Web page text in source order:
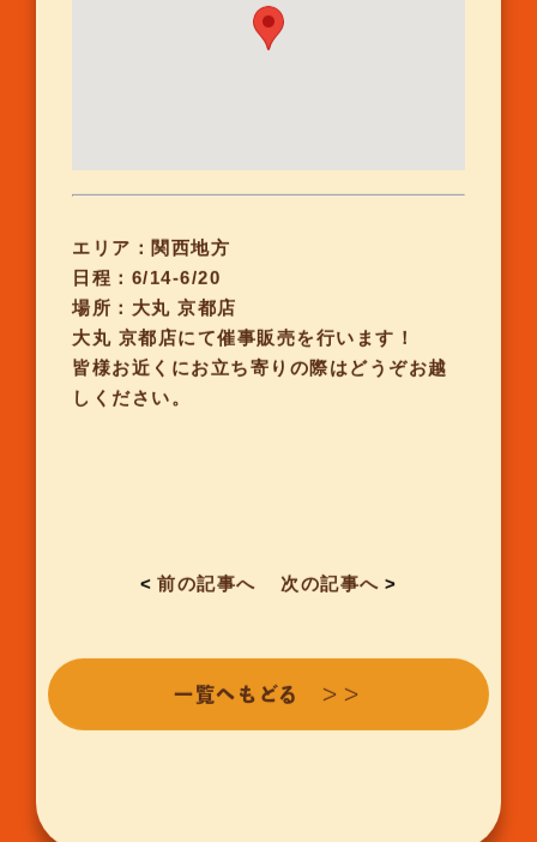
エリア：関西地方
日程：6/14-6/20
場所：大丸 京都店
大丸 京都店にて催事販売を行います！
皆様お近くにお立ち寄りの際はどうぞお越
しください。
<前の記事へ 次の記事へ >
一覧へもどる ＞＞